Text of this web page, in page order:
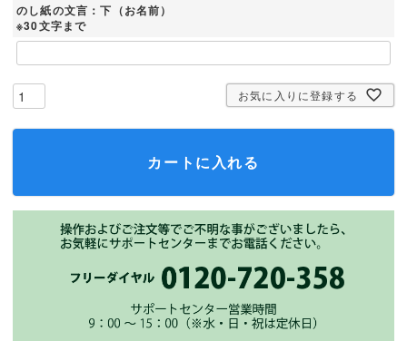
のし紙の文言：下（お名前）
※30文字まで
お気に入りに登録する
カートに入れる